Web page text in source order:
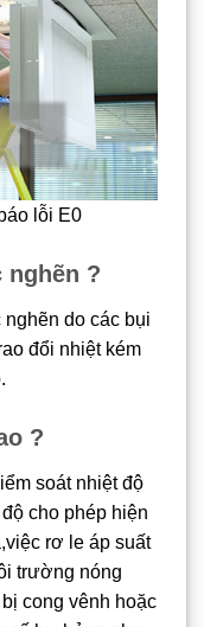
lỗi E0
nghẽn ?
nghẽn do các bụi
đổi nhiệt kém
?
soát nhiệt độ
cho phép hiện
rơ le áp suất
trường nóng
cong vênh hoặc